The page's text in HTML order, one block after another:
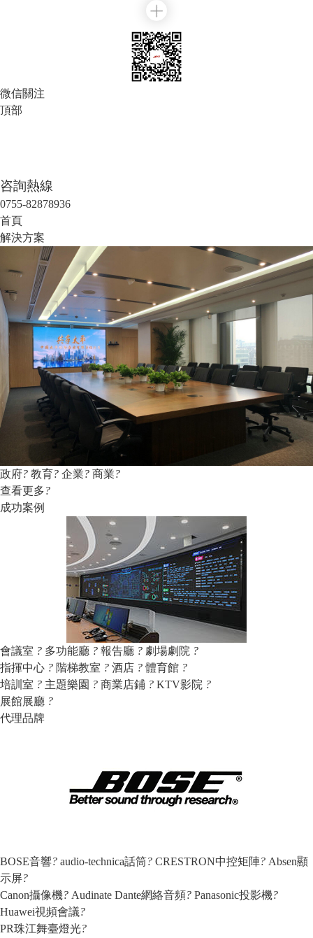
微信關注
頂部
咨詢熱線
0755-82878936
首頁
解決方案
政府? 教育? 企業? 商業?
查看更多?
成功案例
會議室 ? 多功能廳 ? 報告廳 ? 劇場劇院 ?
指揮中心 ? 階梯教室 ? 酒店 ? 體育館 ?
培訓室 ? 主題樂園 ? 商業店鋪 ? KTV影院 ?
展館展廳 ?
代理品牌
BOSE音響? audio-technica話筒? CRESTRON中控矩陣? Absen顯
示屏?
Canon攝像機? Audinate Dante網絡音頻? Panasonic投影機?
Huawei視頻會議?
PR珠江舞臺燈光?